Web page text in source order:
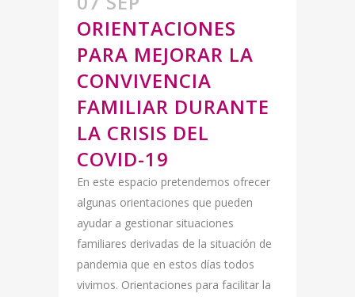
ORIENTACIONES
PARA MEJORAR LA
CONVIVENCIA
FAMILIAR DURANTE
LA CRISIS DEL
COVID-19
En este espacio pretendemos ofrecer
algunas orientaciones que pueden
ayudar a gestionar situaciones
familiares derivadas de la situación de
pandemia que en estos días todos
vivimos. Orientaciones para facilitar la